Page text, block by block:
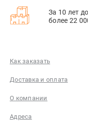
За 10 лет
более 22
Как заказать
Доставка и оплата
О компании
Адреса